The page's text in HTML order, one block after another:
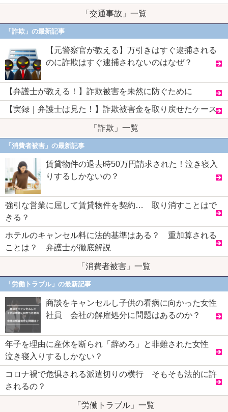
「交通事故」一覧
「詐欺」の最新記事
【元警察官が教える】万引きはすぐ逮捕される
のに詐欺はすぐ逮捕されないのはなぜ？
【弁護士が教える！】詐欺被害を未然に防ぐために
【実録｜弁護士は見た！】詐欺被害金を取り戻せたケース
「詐欺」一覧
「消費者被害」の最新記事
賃貸物件の退去時50万円請求された！泣き寝入
りするしかないの？
強引な営業に屈して賃貸物件を契約… 取り消すことはで
きる？
ホテルのキャンセル料に法的基準はある？ 重加算される
ことは？ 弁護士が徹底解説
「消費者被害」一覧
「労働トラブル」の最新記事
商談をキャンセルし子供の看病に向かった女性
社員 会社の解雇処分に問題はあるのか？
年子を理由に産休を断られ「辞めろ」と非難された女性
泣き寝入りするしかない？
コロナ禍で危惧される派遣切りの横行 そもそも法的に許
されるの？
「労働トラブル」一覧